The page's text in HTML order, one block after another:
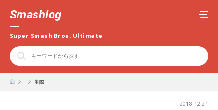
Smashlog
Super Smash Bros. Ultimate
崖際
2018.12.21